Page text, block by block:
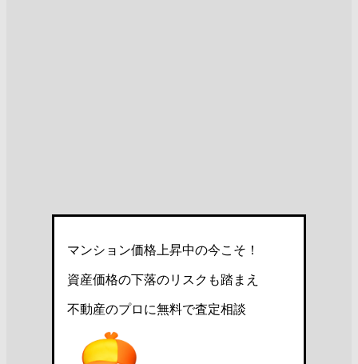
マンション価格上昇中の今こそ！
資産価格の下落のリスクも踏まえ
不動産のプロに無料で査定相談